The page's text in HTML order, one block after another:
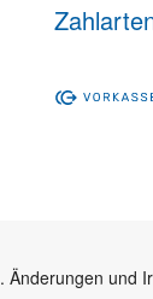
. Änderungen und